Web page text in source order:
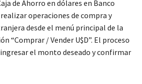
de Ahorro en dólares en Banco
operaciones de compra y
desde el menú principal de la
“Comprar / Vender U$D”. El proceso
el monto deseado y confirmar